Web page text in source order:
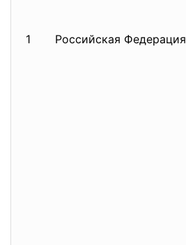
1 Российская Федерация